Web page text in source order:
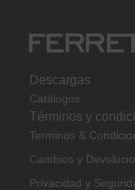
Descargas
Catálogos
Términos y
Terminos &
Cambios y
Privacidad y